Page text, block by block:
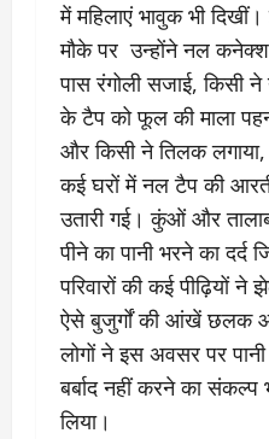
में महिलाएं भावुक भी
मौके पर उन्होंने नल
पास रंगोली सजाई, किसी
के टैप को फूल की माला
और किसी ने तिलक लगाया,
कई घरों में नल टैप की
उतारी गई। कुंओं और
पीने का पानी भरने का दर्द
परिवारों की कई पीढ़ियों ने
ऐसे बुजुर्गों की आंखें छलक
लोगों ने इस अवसर पर
बर्बाद नहीं करने का संकल्प
लिया।